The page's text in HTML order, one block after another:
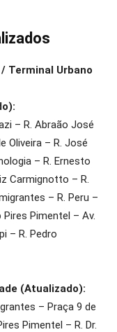
Terminal Urbano
– R. Abraão José
Oliveira – R. José
– R. Ernesto
Carmignotto – R.
– R. Peru –
Pires Pimentel – Av.
– R. Pedro
(Atualizado):
– Praça 9 de
Pimentel – R. Dr.